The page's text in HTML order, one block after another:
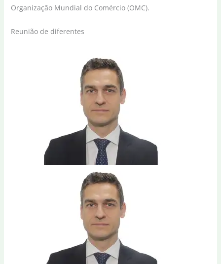
Organização Mundial do Comércio (OMC).
Reunião de diferentes